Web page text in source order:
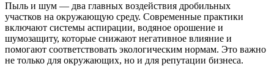
Пыль и шум — два главных воздействия дробильных
участков на окружающую среду. Современные практики
включают системы аспирации, водяное орошение и
шумозащиту, которые снижают негативное влияние и
помогают соответствовать экологическим нормам. Это важно
не только для окружающих, но и для репутации бизнеса.